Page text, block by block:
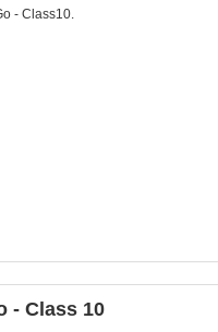
- Class10.
- Class 10